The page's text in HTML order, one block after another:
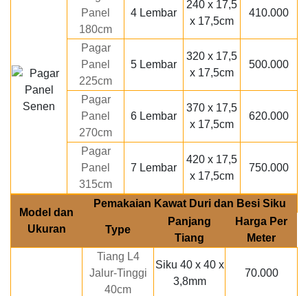
Panel
180cm
4 Lembar
240 x 17,5
x 17,5cm
410.000
Pagar
Panel
225cm
5 Lembar
320 x 17,5
x 17,5cm
500.000
Pagar
Panel
270cm
6 Lembar
370 x 17,5
x 17,5cm
620.000
Pagar
Panel
315cm
7 Lembar
420 x 17,5
x 17,5cm
750.000
Model dan
Ukuran
Pemakaian Kawat Duri dan Besi Siku
Type
Panjang
Tiang
Harga Per
Meter
Tiang L4
Jalur-Tinggi
40cm
Siku 40 x 40 x
3,8mm
70.000